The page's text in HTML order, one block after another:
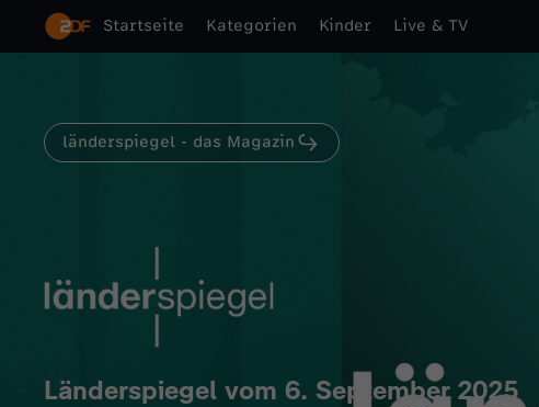
Startseite Kategorien Kinder Live & TV
länderspiegel - das Magazin
Länderspiegel vom 6. September 2025